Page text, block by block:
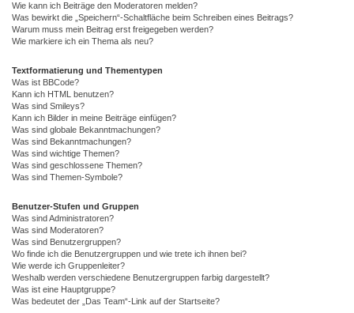
Wie kann ich Beiträge den Moderatoren melden?
Was bewirkt die „Speichern“-Schaltfläche beim Schreiben eines Beitrags?
Warum muss mein Beitrag erst freigegeben werden?
Wie markiere ich ein Thema als neu?
Textformatierung und Thementypen
Was ist BBCode?
Kann ich HTML benutzen?
Was sind Smileys?
Kann ich Bilder in meine Beiträge einfügen?
Was sind globale Bekanntmachungen?
Was sind Bekanntmachungen?
Was sind wichtige Themen?
Was sind geschlossene Themen?
Was sind Themen-Symbole?
Benutzer-Stufen und Gruppen
Was sind Administratoren?
Was sind Moderatoren?
Was sind Benutzergruppen?
Wo finde ich die Benutzergruppen und wie trete ich ihnen bei?
Wie werde ich Gruppenleiter?
Weshalb werden verschiedene Benutzergruppen farbig dargestellt?
Was ist eine Hauptgruppe?
Was bedeutet der „Das Team“-Link auf der Startseite?